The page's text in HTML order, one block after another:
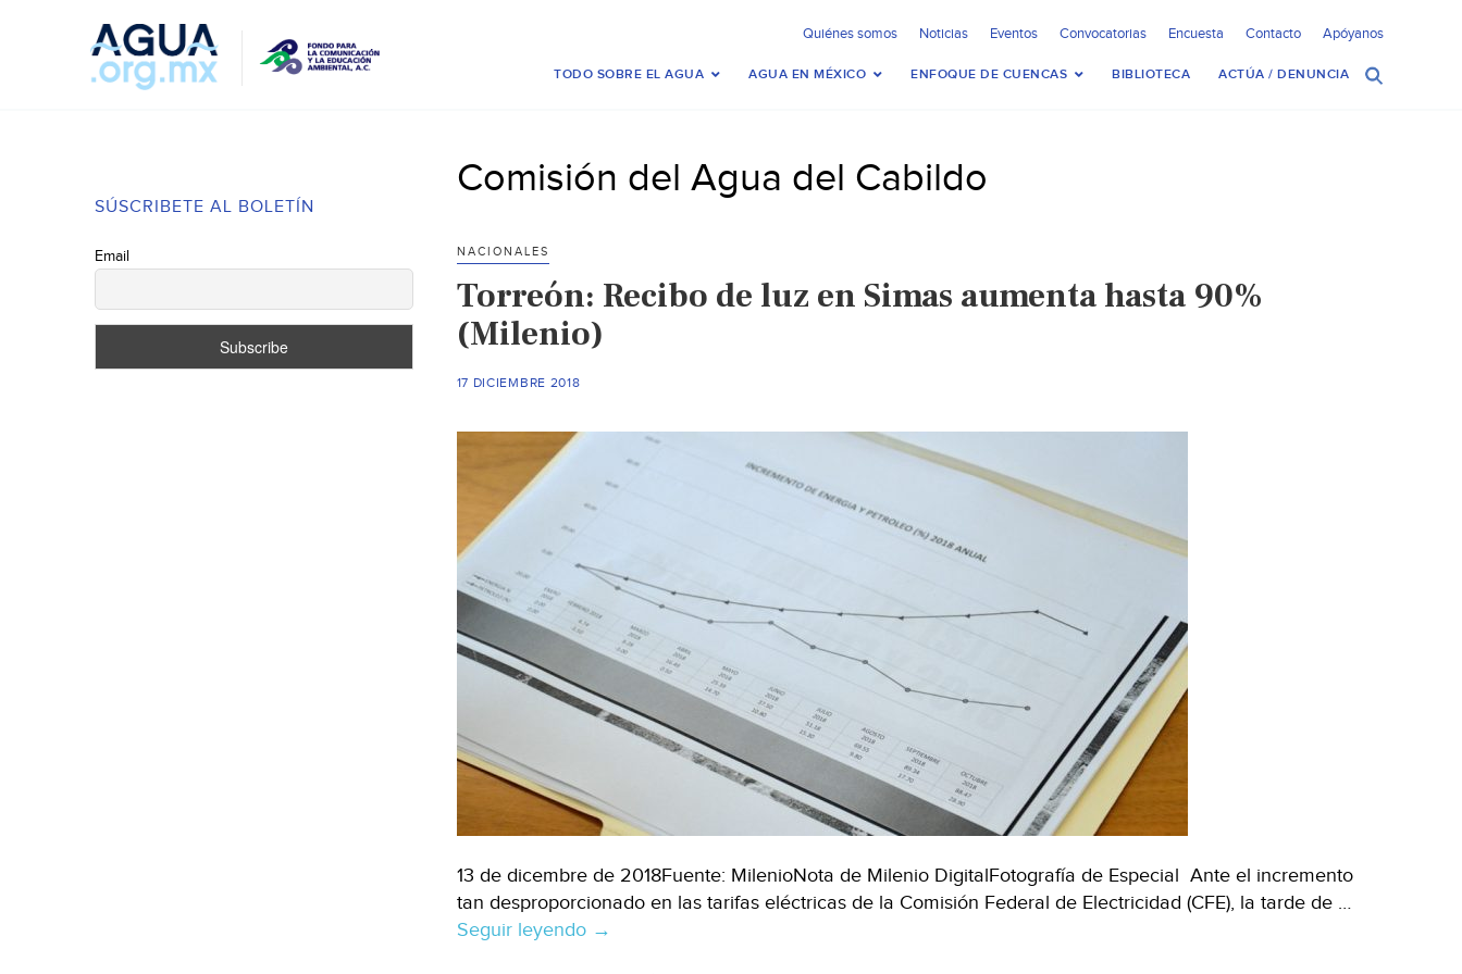
Quiénes somos Noticias Eventos Convocatorias Encuesta Contacto Apóyanos
TODO SOBRE EL AGUA AGUA EN MÉXICO ENFOQUE DE CUENCAS BIBLIOTECA ACTÚA / DENUNCIA
SÚSCRIBETE AL BOLETÍN
Email
Comisión del Agua del Cabildo
NACIONALES
Torreón: Recibo de luz en Simas aumenta hasta 90%
(Milenio)
17 DICIEMBRE 2018
13 de dicembre de 2018Fuente: MilenioNota de Milenio DigitalFotografía de Especial Ante el incremento
tan desproporcionado en las tarifas eléctricas de la Comisión Federal de Electricidad (CFE), la tarde de …
Seguir leyendo Torreón:
→